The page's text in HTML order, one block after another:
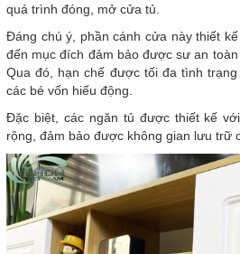
quá trình đóng, mở cửa tủ.
Đáng chú ý, phần cánh cửa này thiết
đến mục đích đảm bảo được sư an
Qua đó, hạn chế được tối đa tình
các bé vốn hiếu động.
Đặc biệt, các ngăn tủ được thiết kế
rộng, đảm bảo được không gian lưu trữ